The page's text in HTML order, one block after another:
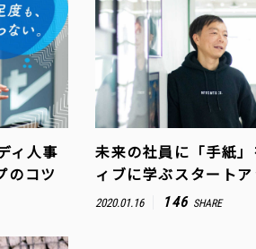
ィ人事
のコツ
未来の社員に「手紙
ィブに学ぶスタート
2020.01.16 146 SHARE